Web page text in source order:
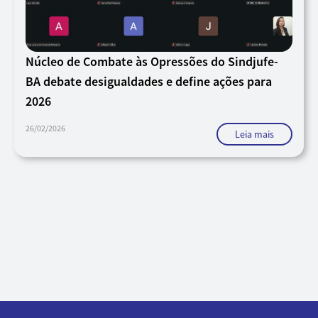
Núcleo de Combate às Opressões do Sindjufe-
BA debate desigualdades e define ações para
2026
26/02/2026 Leia mais